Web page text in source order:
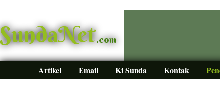
SundaNet.com
Artikel Email Ki Sunda Kontak